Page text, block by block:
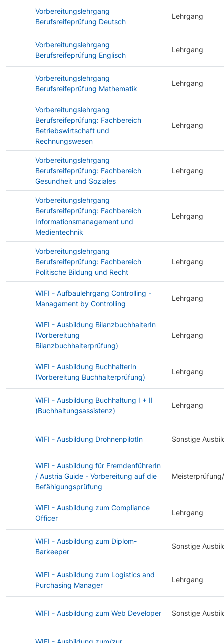
Vorbereitungslehrgang
Berufsreifeprüfung Deutsch
Lehrgang
Vorbereitungslehrgang
Berufsreifeprüfung Englisch
Lehrgang
Vorbereitungslehrgang
Berufsreifeprüfung Mathematik
Lehrgang
Vorbereitungslehrgang
Berufsreifeprüfung: Fachbereich
Betriebswirtschaft und
Rechnungswesen
Lehrgang
Vorbereitungslehrgang
Berufsreifeprüfung: Fachbereich
Gesundheit und Soziales
Lehrgang
Vorbereitungslehrgang
Berufsreifeprüfung: Fachbereich
Informationsmanagement und
Medientechnik
Lehrgang
Vorbereitungslehrgang
Berufsreifeprüfung: Fachbereich
Politische Bildung und Recht
Lehrgang
WIFI - Aufbaulehrgang Controlling -
Managament by Controlling
Lehrgang
WIFI - Ausbildung BilanzbuchhalterIn
(Vorbereitung
Bilanzbuchhalterprüfung)
Lehrgang
WIFI - Ausbildung BuchhalterIn
(Vorbereitung Buchhalterprüfung)
Lehrgang
WIFI - Ausbildung Buchhaltung I + II
(Buchhaltungsassistenz)
Lehrgang
WIFI - Ausbildung DrohnenpilotIn Sonstige
WIFI - Ausbildung für FremdenführerIn
/ Austria Guide - Vorbereitung auf die
Befähigungsprüfung
WIFI - Ausbildung zum Compliance
Officer
Lehrgang
WIFI - Ausbildung zum Diplom-
Barkeeper
Sonstige
WIFI - Ausbildung zum Logistics and
Purchasing Manager
Lehrgang
WIFI - Ausbildung zum Web Developer Sonstige